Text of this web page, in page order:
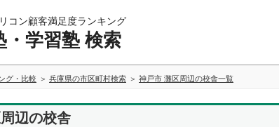
コン顧客満足度ランキング
・学習塾 検索
グ・比較 兵庫県の市区町村検索 神戸市 灘区周辺の校舎一覧
辺の校舎